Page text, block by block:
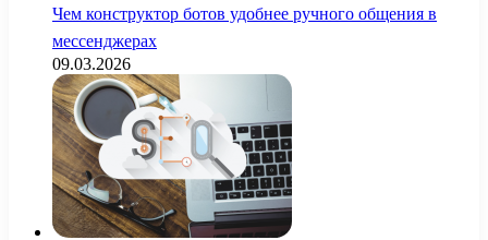
Чем конструктор ботов удобнее ручного общения в
мессенджерах
09.03.2026